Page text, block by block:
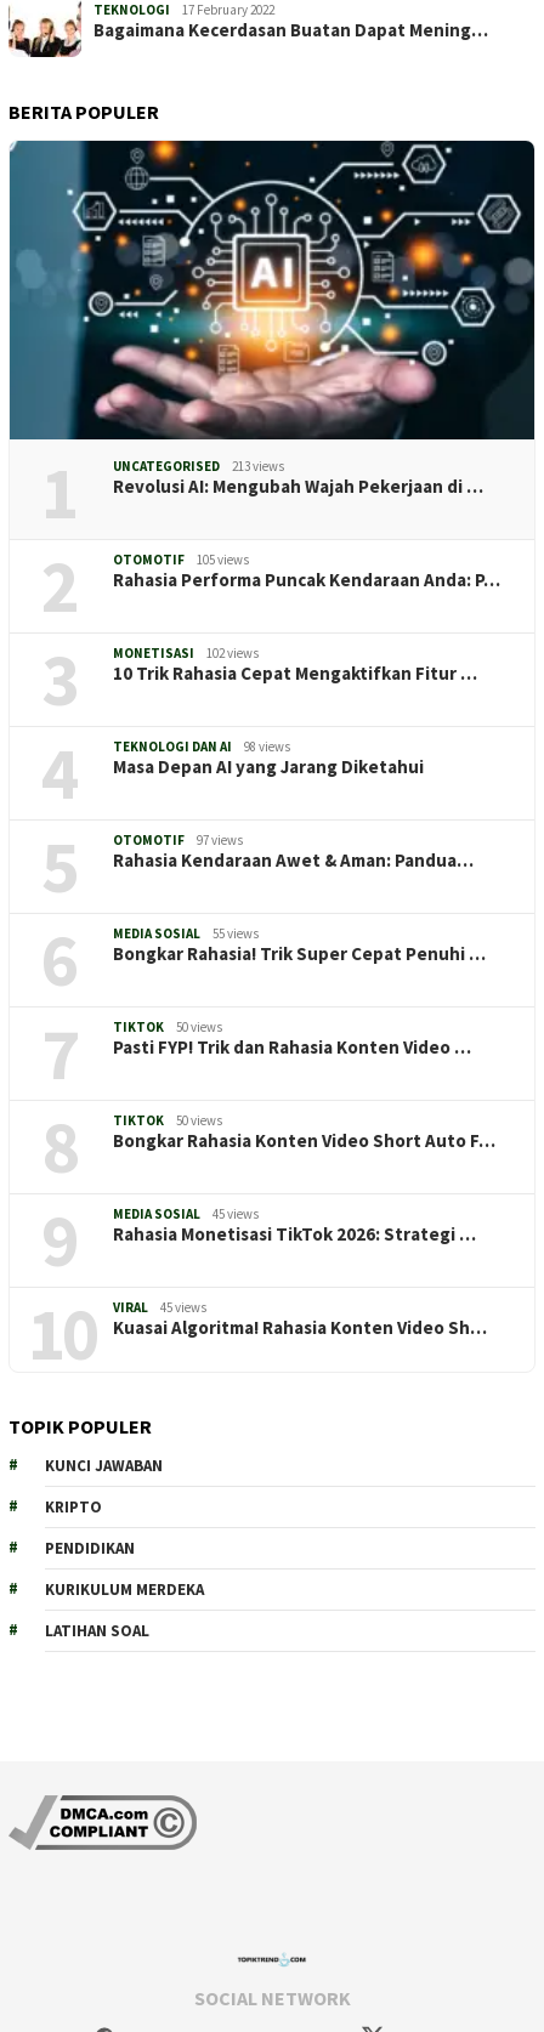
TEKNOLOGI 17 February 2022
Bagaimana Kecerdasan Buatan Dapat Mening…
BERITA POPULER
1 UNCATEGORISED 213 views
Revolusi AI: Mengubah Wajah Pekerjaan di …
2 OTOMOTIF 105 views
Rahasia Performa Puncak Kendaraan Anda: P…
3 MONETISASI 102 views
10 Trik Rahasia Cepat Mengaktifkan Fitur …
4 TEKNOLOGI DAN AI 98 views
Masa Depan AI yang Jarang Diketahui
5 OTOMOTIF 97 views
Rahasia Kendaraan Awet & Aman: Pandua…
6 MEDIA SOSIAL 55 views
Bongkar Rahasia! Trik Super Cepat Penuhi …
7 TIKTOK 50 views
Pasti FYP! Trik dan Rahasia Konten Video …
8 TIKTOK 50 views
Bongkar Rahasia Konten Video Short Auto F…
9 MEDIA SOSIAL 45 views
Rahasia Monetisasi TikTok 2026: Strategi …
10 VIRAL 45 views
Kuasai Algoritma! Rahasia Konten Video Sh…
TOPIK POPULER
KUNCI JAWABAN
KRIPTO
PENDIDIKAN
KURIKULUM MERDEKA
LATIHAN SOAL
SOCIAL NETWORK